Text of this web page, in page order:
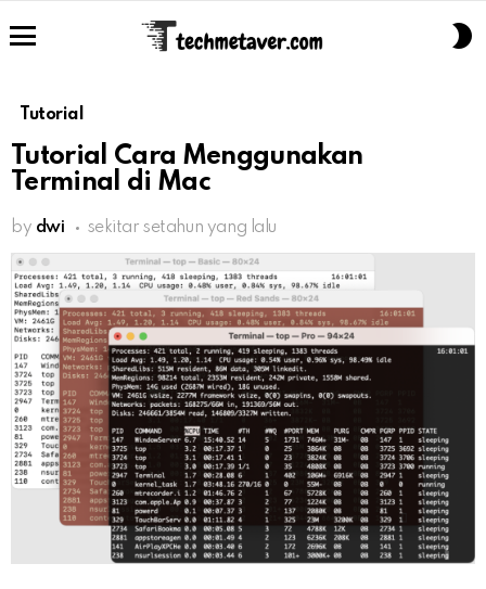
Tutorial
Tutorial Cara Menggunakan
Terminal di Mac
by dwi sekitar setahun yang lalu